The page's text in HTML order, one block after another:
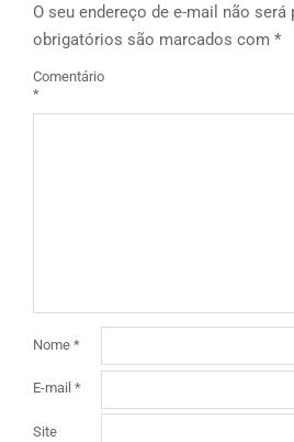
O seu endereço de e-mail não será
obrigatórios são marcados com *
Comentário
*
Nome *
E-mail *
Site